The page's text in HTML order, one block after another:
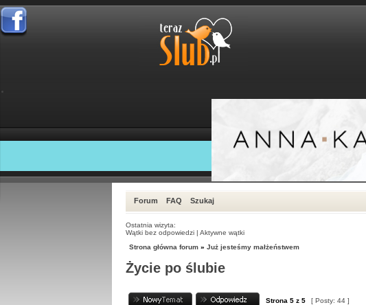
Forum FAQ Szukaj
Ostatnia wizyta:
Wątki bez odpowiedzi | Aktywne wątki
Strona główna forum » Już jesteśmy małżeństwem
Życie po ślubie
Strona 5 z 5 [ Posty: 44 ]